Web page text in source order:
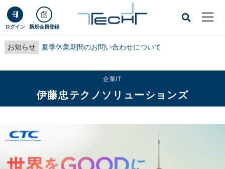
ログイン 新規会員登録
お知らせ 夏季休業期間のお問い合わせについて
企業IT
伊藤忠テクノソリューションズ